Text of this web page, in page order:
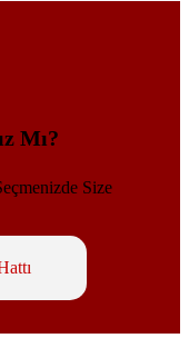
Mı?
Size